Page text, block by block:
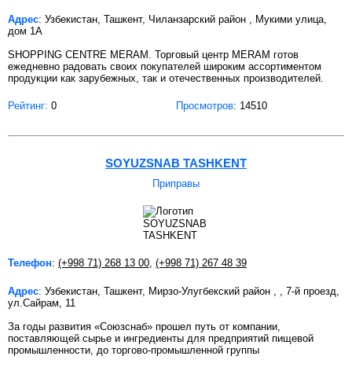
Адрес: Узбекистан, Ташкент, Чиланзарский район , Мукими улица,
дом 1А
SHOPPING CENTRE MERAM. Торговый центр MERAM готов
ежедневно радовать своих покупателей широким ассортиментом
продукции как зарубежных, так и отечественных производителей.
Рейтинг: 0 Просмотров: 14510
SOYUZSNAB TASHKENT
Приправы
Телефон: (+998 71) 268 13 00 (+998 71) 267 48 39
Адрес: Узбекистан, Ташкент, Мирзо-Улугбекский район , , 7-й проезд,
ул.Сайрам, 11
За годы развития «Союзснаб» прошел путь от компании,
поставляющей сырье и ингредиенты для предприятий пищевой
промышленности, до торгово-промышленной группы